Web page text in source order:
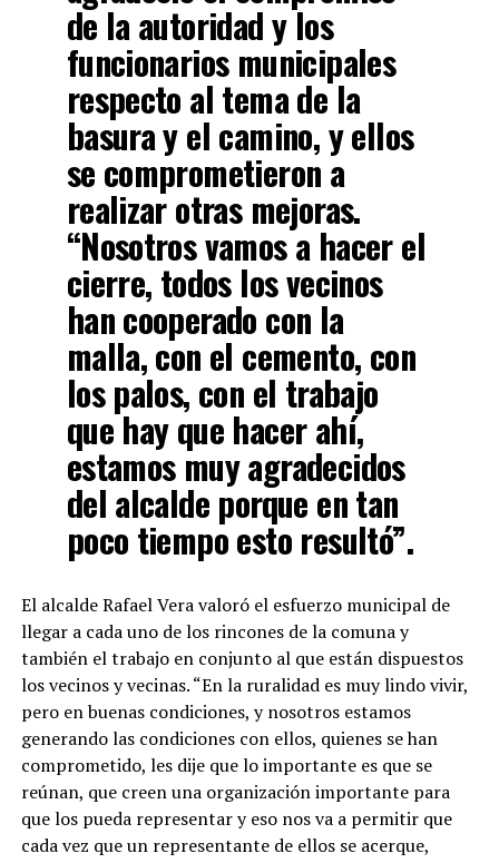
de la autoridad y los
funcionarios municipales
respecto al tema de la
basura y el camino, y ellos
se comprometieron a
realizar otras mejoras.
“Nosotros vamos a hacer el
cierre, todos los vecinos
han cooperado con la
malla, con el cemento, con
los palos, con el trabajo
que hay que hacer ahí,
estamos muy agradecidos
del alcalde porque en tan
poco tiempo esto resultó”.
El alcalde Rafael Vera valoró el esfuerzo municipal de
llegar a cada uno de los rincones de la comuna y
también el trabajo en conjunto al que están dispuestos
los vecinos y vecinas. “En la ruralidad es muy lindo vivir,
pero en buenas condiciones, y nosotros estamos
generando las condiciones con ellos, quienes se han
comprometido, les dije que lo importante es que se
reúnan, que creen una organización importante para
que los pueda representar y eso nos va a permitir que
cada vez que un representante de ellos se acerque,